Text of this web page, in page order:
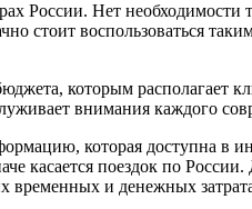
России. Нет необходимости
стоит воспользоваться
которым располагает
внимания каждого
которая доступна в
касается поездок по
и денежных